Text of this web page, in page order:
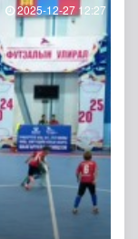
2025-12-27 12:27